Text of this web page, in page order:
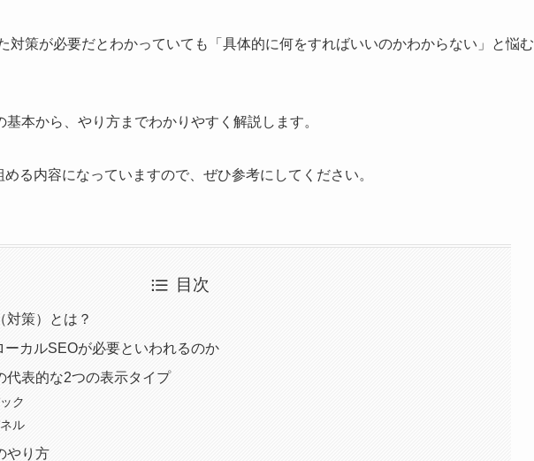
対策が必要だとわかっていても「具体的に何をすればいいのかわからない」と悩む
本から、やり方までわかりやすく解説します。
る内容になっていますので、ぜひ参考にしてください。
目次
対策）とは？
ーカルSEOが必要といわれるのか
代表的な2つの表示タイプ
ク
ル
やり方